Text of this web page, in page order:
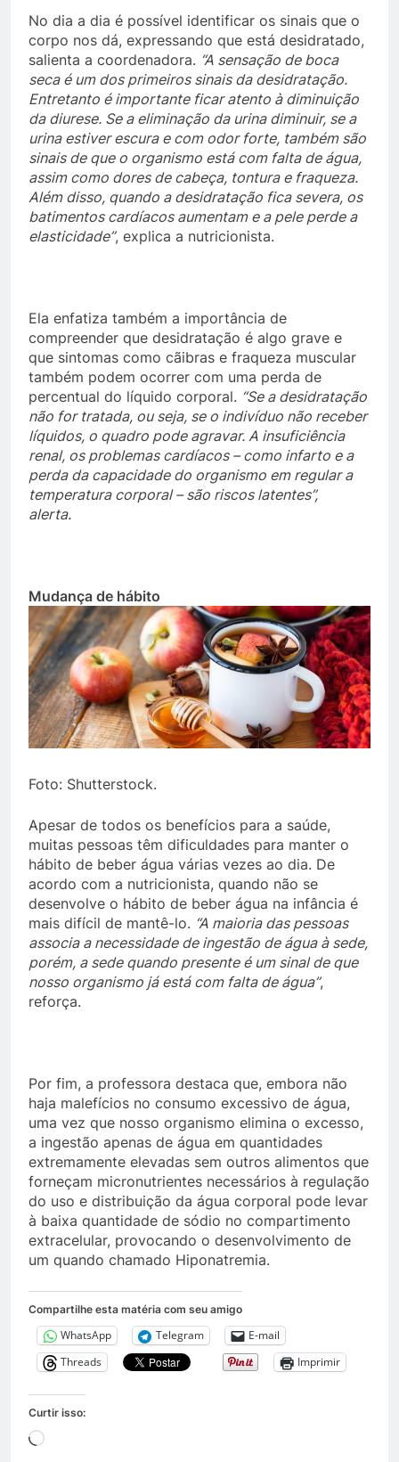
No dia a dia é possível identificar os sinais que o
corpo nos dá, expressando que está desidratado,
salienta a coordenadora. “A sensação de boca
seca é um dos primeiros sinais da desidratação.
Entretanto é importante ficar atento à diminuição
da diurese. Se a eliminação da urina diminuir, se a
urina estiver escura e com odor forte, também são
sinais de que o organismo está com falta de água,
assim como dores de cabeça, tontura e fraqueza.
Além disso, quando a desidratação fica severa, os
batimentos cardíacos aumentam e a pele perde a
elasticidade”, explica a nutricionista.
Ela enfatiza também a importância de
compreender que desidratação é algo grave e
que sintomas como cãibras e fraqueza muscular
também podem ocorrer com uma perda de
percentual do líquido corporal. “Se a desidratação
não for tratada, ou seja, se o indivíduo não receber
líquidos, o quadro pode agravar. A insuficiência
renal, os problemas cardíacos – como infarto e a
perda da capacidade do organismo em regular a
temperatura corporal – são riscos latentes”,
alerta.
Mudança de hábito
Foto: Shutterstock.
Apesar de todos os benefícios para a saúde,
muitas pessoas têm dificuldades para manter o
hábito de beber água várias vezes ao dia. De
acordo com a nutricionista, quando não se
desenvolve o hábito de beber água na infância é
mais difícil de mantê-lo. “A maioria das pessoas
associa a necessidade de ingestão de água à sede,
porém, a sede quando presente é um sinal de que
nosso organismo já está com falta de água”,
reforça.
Por fim, a professora destaca que, embora não
haja malefícios no consumo excessivo de água,
uma vez que nosso organismo elimina o excesso,
a ingestão apenas de água em quantidades
extremamente elevadas sem outros alimentos que
forneçam micronutrientes necessários à regulação
do uso e distribuição da água corporal pode levar
à baixa quantidade de sódio no compartimento
extracelular, provocando o desenvolvimento de
um quando chamado Hiponatremia.
Compartilhe esta matéria com seu amigo
WhatsApp Telegram
E-mail
Threads
Imprimir
Curtir isso:
Carregando...